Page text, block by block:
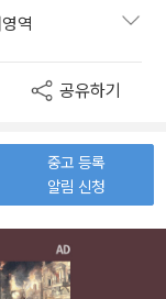
역
공유하기
중고 등록
알림 신청